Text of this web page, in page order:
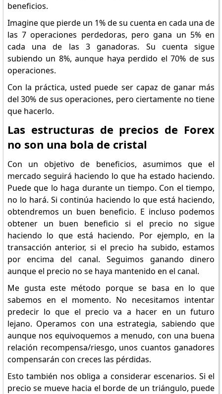
beneficios.
Imagine que pierde un 1% de su cuenta en cada una de
las 7 operaciones perdedoras, pero gana un 5% en
cada una de las 3 ganadoras. Su cuenta sigue
subiendo un 8%, aunque haya perdido el 70% de sus
operaciones.
Con la práctica, usted puede ser capaz de ganar más
del 30% de sus operaciones, pero ciertamente no tiene
que hacerlo.
Las estructuras de precios de Forex
no son una bola de cristal
Con un objetivo de beneficios, asumimos que el
mercado seguirá haciendo lo que ha estado haciendo.
Puede que lo haga durante un tiempo. Con el tiempo,
no lo hará. Si continúa haciendo lo que está haciendo,
obtendremos un buen beneficio. E incluso podemos
obtener un buen beneficio si el precio no sigue
haciendo lo que está haciendo. Por ejemplo, en la
transacción anterior, si el precio ha subido, estamos
por encima del canal. Seguimos ganando dinero
aunque el precio no se haya mantenido en el canal.
Me gusta este método porque se basa en lo que
sabemos en el momento. No necesitamos intentar
predecir lo que el precio va a hacer en un futuro
lejano. Operamos con una estrategia, sabiendo que
aunque nos equivoquemos a menudo, con una buena
relación recompensa/riesgo, unos cuantos ganadores
compensarán con creces las pérdidas.
Esto también nos obliga a considerar escenarios. Si el
precio se mueve hacia el borde de un triángulo, puede